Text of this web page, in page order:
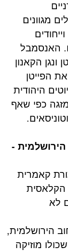
מגוונים
האנסמבל
ונגן הקאנון
הפייטן
היהודית
כפי שאף
.
הירושלמית -
קאמרית
הקלאסית
לא
הירושלמית,
מוזיקה